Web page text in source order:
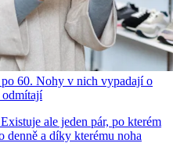
60. Nohy v nich vypadají o
odmítají
ale jeden pár, po kterém
denně a díky kterému noha